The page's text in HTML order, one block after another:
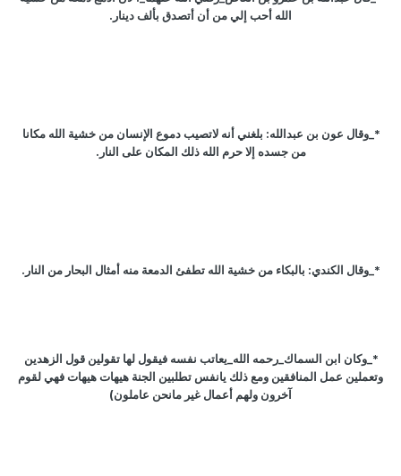
الله أحب إلي من أن أتصدق بألف دينار.
*_وقال عون بن عبدالله: بلغني أنه لاتصيب دموع الإنسان من خشية الله مكانا
من جسده إلا حرم الله ذلك المكان على النار.
*_وقال الكندي: بالبكاء من خشية الله تطفئ الدمعة منه أمثال البحار من النار.
*_وكان ابن السماك_رحمه الله_يعاتب نفسه فيقول لها تقولين قول الزهدين
وتعملين عمل المنافقين ومع ذلك يانفس تطلبين الجنة هيهات هيهات فهي لقوم
آخرون ولهم أعمال غير مانحن عاملون)